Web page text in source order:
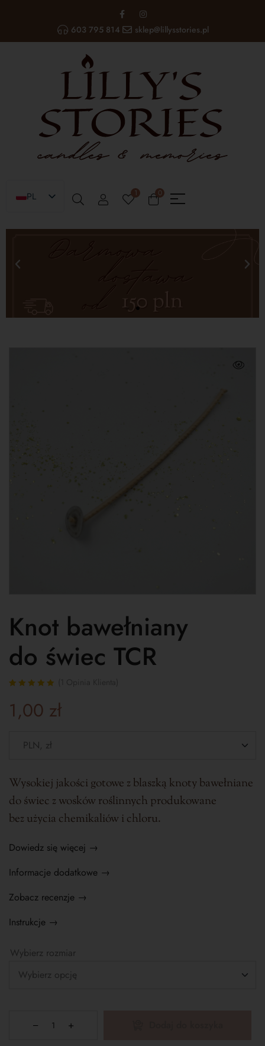
603 795 814 sklep@lillysstories.pl
PL
1 0
Knot bawełniany
do świec TCR
na 5 na
podstawie
1,00 zł
Wysokiej jakości gotowe z blaszką knoty bawełniane
do świec z wosków roślinnych produkowane
bez użycia chemikaliów i chloru.
Dowiedz się więcej →
Informacje dodatkowe →
Zobacz recenzje →
Instrukcje →
Wybierz rozmiar